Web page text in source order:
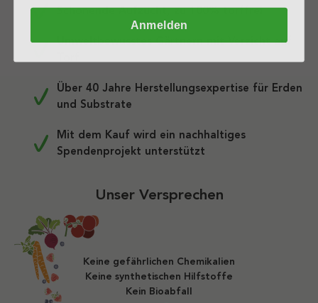
Schonende Aufzucht, zu 100% torffrei
Umweltbewusstes Gärtnern mit Verzicht auf
Über 40 Jahre Herstellungsexpertise für Erden
und Substrate
Mit dem Kauf wird ein nachhaltiges
Spendenprojekt unterstützt
Unser Versprechen
Keine gefährlichen Chemikalien
Keine synthetischen Hilfstoffe
Kein Bioabfall
Anmelden